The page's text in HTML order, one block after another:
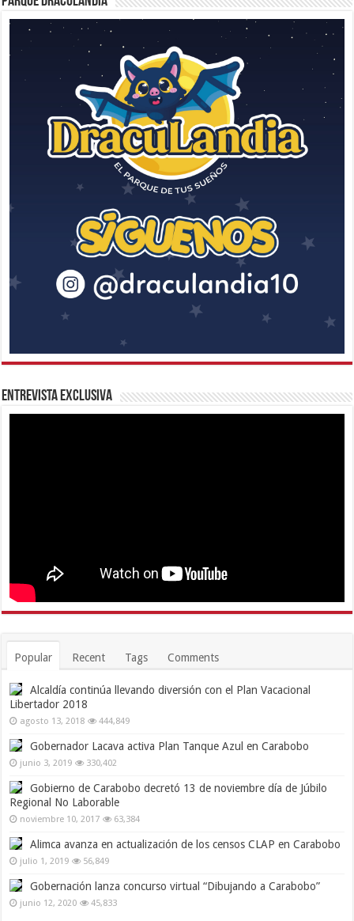
Entrevista Exclusiva
Popular Recent Tags Comments
Alcaldía continúa llevando diversión con el Plan Vacacional
Libertador 2018
agosto 13, 2018 444,849
Gobernador Lacava activa Plan Tanque Azul en Carabobo
junio 3, 2019 330,402
Gobierno de Carabobo decretó 13 de noviembre día de Júbilo
Regional No Laborable
noviembre 10, 2017 63,384
Alimca avanza en actualización de los censos CLAP en Carabobo
julio 1, 2019 56,849
Gobernación lanza concurso virtual “Dibujando a Carabobo”
junio 12, 2020 45,833